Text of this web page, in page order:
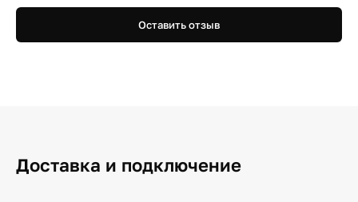
Оставить отзыв
Доставка и подключение